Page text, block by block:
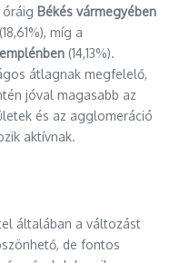
Békés vármegyében
míg a
(14,13%).
átlagnak megfelelő,
jóval magasabb az
és az agglomeráció
aktívnak.
általában a változást
de fontos